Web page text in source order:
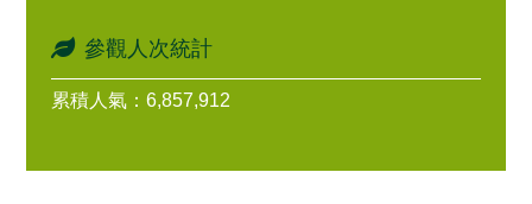
參觀人次統計
累積人氣：6,857,912